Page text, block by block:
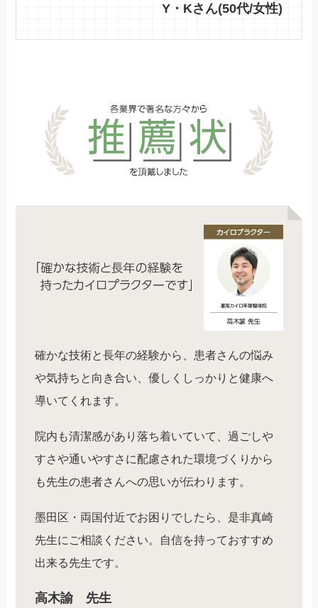
Y・Kさん(50代/女性)
確かな技術と長年の経験から、患者さんの悩み
や気持ちと向き合い、優しくしっかりと健康へ
導いてくれます。
院内も清潔感があり落ち着いていて、過ごしや
すさや通いやすさに配慮された環境づくりから
も先生の患者さんへの思いが伝わります。
墨田区・両国付近でお困りでしたら、是非真崎
先生にご相談ください。自信を持っておすすめ
出来る先生です。
高木諭 先生